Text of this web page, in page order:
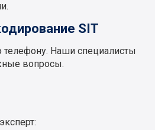
SIT
телефону. Наши специалисты
вопросы.